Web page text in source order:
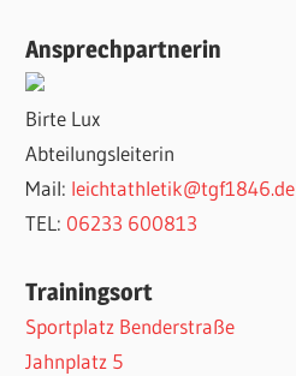
Ansprechpartnerin
Birte Lux
Abteilungsleiterin
Mail: leichtathletik@tgf1846.de
TEL: 06233 600813
Trainingsort
Sportplatz Benderstraße
Jahnplatz 5